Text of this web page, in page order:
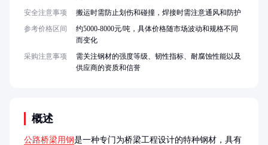
概述
公路桥梁用钢是一种专门为桥梁工程设计的特种钢材，具有
安全注意事项
搬运时需防止划伤和碰撞，焊接时需注意通风和防护
参考价格区间
约5000-8000元/吨，具体价格随市场波动和规格不同
而变化
采购注意事项
需关注钢材的强度等级、韧性指标、耐腐蚀性能以及
供应商的资质和信誉